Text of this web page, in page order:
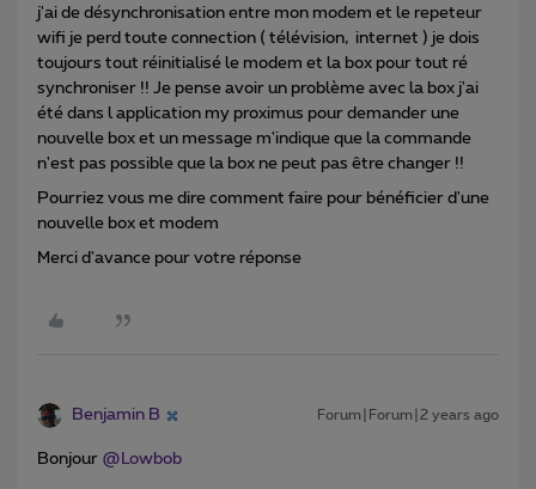
j'ai de désynchronisation entre mon modem et le repeteur
wifi je perd toute connection ( télévision, internet ) je dois
toujours tout réinitialisé le modem et la box pour tout ré
synchroniser !! Je pense avoir un problème avec la box j'ai
été dans l application my proximus pour demander une
nouvelle box et un message m'indique que la commande
n'est pas possible que la box ne peut pas être changer !!
Pourriez vous me dire comment faire pour bénéficier d'une
nouvelle box et modem
Merci d'avance pour votre réponse
Benjamin B Forum|Forum|2 years ago
Bonjour @Lowbob